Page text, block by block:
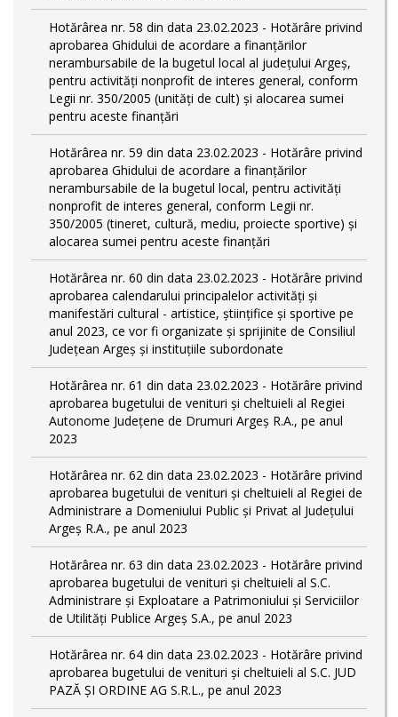
Hotărârea nr. 58 din data 23.02.2023 - Hotărâre privind
aprobarea Ghidului de acordare a finanţărilor
nerambursabile de la bugetul local al județului Argeș,
pentru activităţi nonprofit de interes general, conform
Legii nr. 350/2005 (unități de cult) și alocarea sumei
pentru aceste finanțări
Hotărârea nr. 59 din data 23.02.2023 - Hotărâre privind
aprobarea Ghidului de acordare a finanţărilor
nerambursabile de la bugetul local, pentru activităţi
nonprofit de interes general, conform Legii nr.
350/2005 (tineret, cultură, mediu, proiecte sportive) și
alocarea sumei pentru aceste finanțări
Hotărârea nr. 60 din data 23.02.2023 - Hotărâre privind
aprobarea calendarului principalelor activităţi şi
manifestări cultural - artistice, ştiinţifice şi sportive pe
anul 2023, ce vor fi organizate şi sprijinite de Consiliul
Judeţean Argeş şi instituţiile subordonate
Hotărârea nr. 61 din data 23.02.2023 - Hotărâre privind
aprobarea bugetului de venituri și cheltuieli al Regiei
Autonome Județene de Drumuri Argeș R.A., pe anul
2023
Hotărârea nr. 62 din data 23.02.2023 - Hotărâre privind
aprobarea bugetului de venituri și cheltuieli al Regiei de
Administrare a Domeniului Public și Privat al Județului
Argeș R.A., pe anul 2023
Hotărârea nr. 63 din data 23.02.2023 - Hotărâre privind
aprobarea bugetului de venituri și cheltuieli al S.C.
Administrare și Exploatare a Patrimoniului și Serviciilor
de Utilități Publice Argeș S.A., pe anul 2023
Hotărârea nr. 64 din data 23.02.2023 - Hotărâre privind
aprobarea bugetului de venituri și cheltuieli al S.C. JUD
PAZĂ ȘI ORDINE AG S.R.L., pe anul 2023